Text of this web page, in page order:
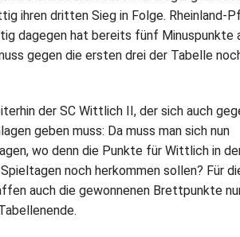
ihren dritten Sieg in Folge. Rheinland-
dagegen hat bereits fünf Minuspunkte
gegen die ersten drei der Tabelle
der SC Wittlich II, der sich auch
geben muss: Da muss man sich nun
wo denn die Punkte für Wittlich in
noch herkommen sollen? Für
auch die gewonnenen Brettpunkte